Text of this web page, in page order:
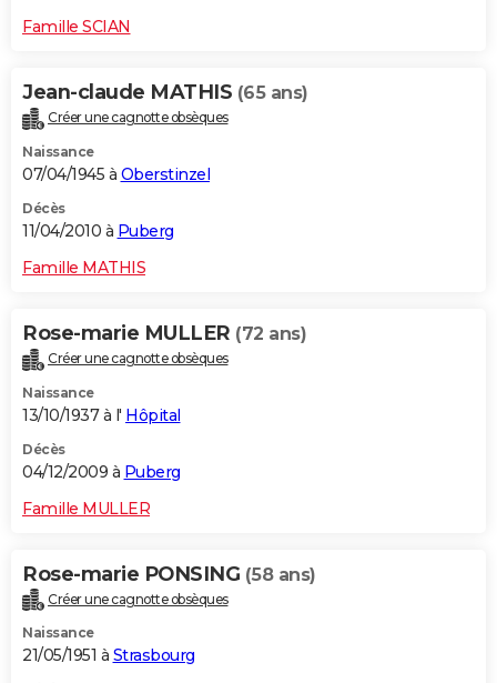
Famille SCIAN
Jean-claude MATHIS (65 ans)
Créer une cagnotte obsèques
Naissance
07/04/1945 à Oberstinzel
Décès
11/04/2010 à Puberg
Famille MATHIS
Rose-marie MULLER (72 ans)
Créer une cagnotte obsèques
Naissance
13/10/1937 à l' Hôpital
Décès
04/12/2009 à Puberg
Famille MULLER
Rose-marie PONSING (58 ans)
Créer une cagnotte obsèques
Naissance
21/05/1951 à Strasbourg